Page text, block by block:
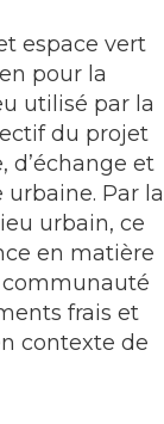
espace vert
pour la
utilisé par la
du projet
d’échange et
urbaine. Par la
urbain, ce
en matière
frais et
contexte de